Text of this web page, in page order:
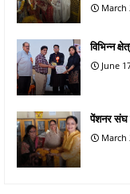
March
विभिन्न
June
पेंशनर संघ
March